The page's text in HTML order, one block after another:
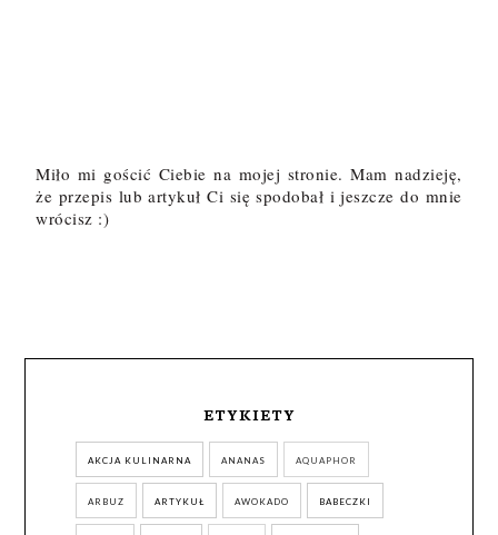
Miło mi gościć Ciebie na mojej stronie. Mam nadzieję,
że przepis lub artykuł Ci się spodobał i jeszcze do mnie
wrócisz :)
ETYKIETY
AKCJA KULINARNA ANANAS AQUAPHOR
ARBUZ ARTYKUŁ AWOKADO BABECZKI